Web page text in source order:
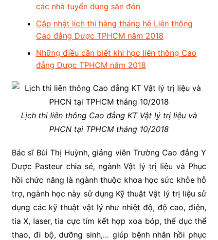
các nhà tuyển dụng săn đón
Cập nhật lịch thi hàng tháng hệ Liên thông
Cao đẳng Dược TPHCM năm 2018
Những điều cần biết khi học liên thông Cao
đẳng Dược TPHCM năm 2018
Lịch thi liên thông Cao đẳng KT Vật lý trị liệu và
PHCN tại TPHCM tháng 10/2018
Bác sĩ Bùi Thị Huỳnh, giảng viên Trường Cao đẳng Y
Dược Pasteur chia sẻ, ngành Vật lý trị liệu và Phục
hồi chức năng là ngành thuộc khoa học sức khỏe hỗ
trợ, ngành học này sử dụng Kỹ thuật Vật lý trị liệu sử
dụng các kỹ thuật vật lý như nhiệt độ, độ cao, điện,
tia X, laser, tia cực tím kết hợp xoa bóp, thể dục thể
thao, đi bộ, dưỡng sinh,… giúp bệnh nhân hồi phục